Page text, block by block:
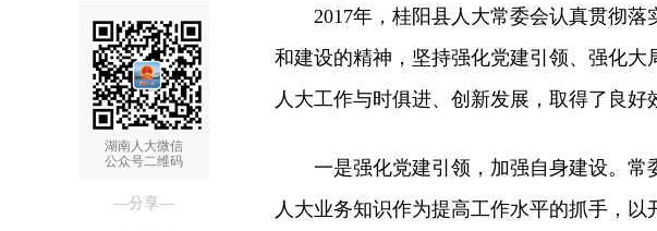
湖南人大微信
公众号二维码
—分享—
2017年，桂阳县人大常委会认真贯彻落
和建设的精神，坚持强化党建引领、强化
人大工作与时俱进、创新发展，取得了良好
一是强化党建引领，加强自身建设。常
人大业务知识作为提高工作水平的抓手，以